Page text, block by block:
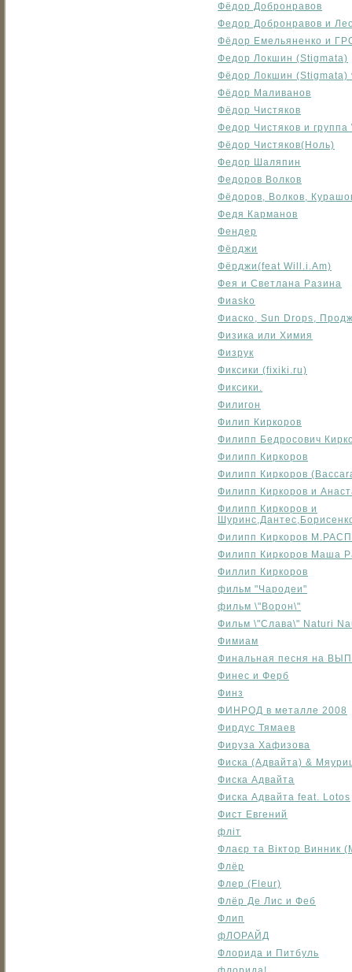
Фёдор Добронравов
Федор Добронравов и
Фёдор Емельяненко и
Федор Локшин (Stigmata)
Фёдор Локшин (Stigmata)
Фёдор Маливанов
Фёдор Чистяков
Федор Чистяков и
Фёдор Чистяков(Ноль)
Федор Шаляпин
Федоров Волков
Фёдоров, Волков,
Федя Карманов
Фендер
Фёрджи
Фёрджи(feat Will.i.Am)
Фея и Светлана Разина
Фиаskо
Фиаско, Sun Drops,
Физика или Химия
Физрук
Фиксики (fixiki.ru)
Фиксики.
Филигон
Филип Киркоров
Филипп Бедросович
Филипп Киркоров
Филипп Киркоров
Филипп Киркоров и
Филипп Киркоров и
Филипп Киркоров
Филипп Киркоров Маша
Филлип Киркоров
фильм "Чародеи"
фильм \"Ворон\"
Фильм \"Слава\" Naturi
Фимиам
Финальная песня на
Финес и Ферб
Финз
ФИНРОД в металле 2008
Фирдус Тямаев
Фируза Хафизова
Фиска (Адвайта) &
Фиска Адвайта
Фиска Адвайта feat. Lotos
Фист Евгений
фліт
Флаєр та Віктор Винник
Флёр
Флер (Fleur)
Флёр Де Лис и Феб
Флип
фЛОРАЙД
Флорида и Питбуль